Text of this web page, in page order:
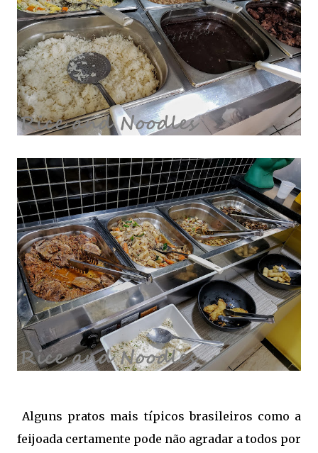
Alguns pratos mais típicos brasileiros como a
feijoada certamente pode não agradar a todos por